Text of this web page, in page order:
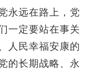
永远在路上，党
一定要站在事关
人民幸福安康的
的长期战略、永